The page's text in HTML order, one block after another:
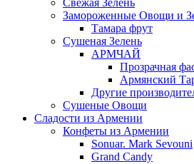
Свежая Зелень
Замороженные Овощи и
Тамара фрут
Сушеная Зелень
АРМЧАЙ
Прозрачная
Армянский
Другие
Сушеные Овощи
Сладости из Армении
Конфеты из Армении
Sonuar. Mark Sevouni
Grand Candy